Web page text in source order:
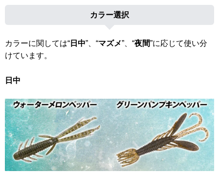
カラー選択
カラーに関しては“ 日中”、“マズメ”、“夜間”に応じて使い分
けています。
日中